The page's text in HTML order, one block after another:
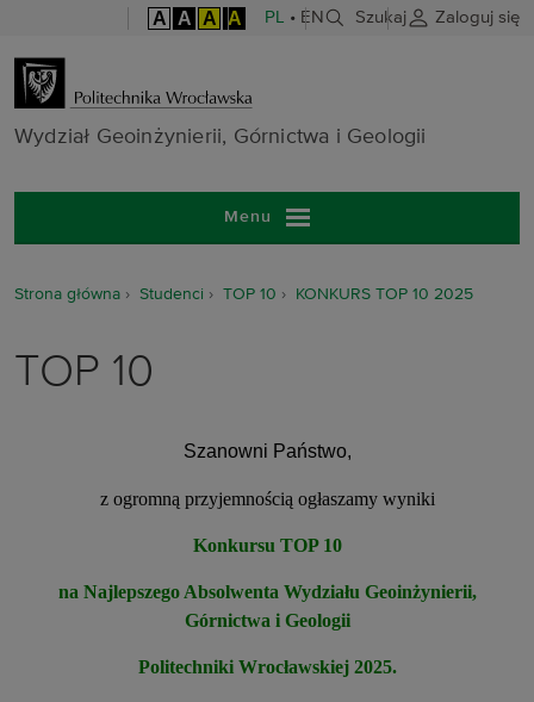
A A A A PL • EN Szukaj Zaloguj się
Wydział
Wydział Geoinżynierii, Górnictwa i Geologii
Menu
Strona główna Studenci TOP 10 KONKURS TOP 10 2025
TOP 10
Szanowni Państwo,
z ogromną przyjemnością ogłaszamy wyniki
Konkursu TOP 10
na Najlepszego Absolwenta Wydziału Geoinżynierii,
Górnictwa i Geologii
Politechniki Wrocławskiej 2025.